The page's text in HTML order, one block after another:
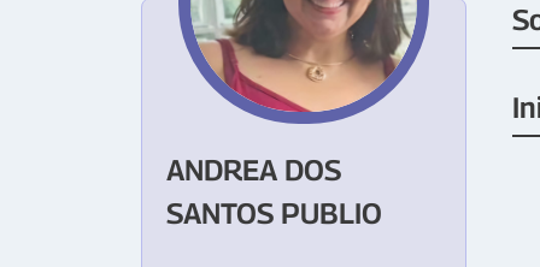
ANDREA DOS
SANTOS PUBLIO